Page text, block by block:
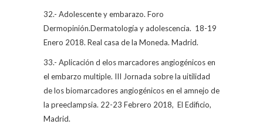
32.- Adolescente y embarazo. Foro
Dermopinión.Dermatología y adolescencia. 18-19
Enero 2018. Real casa de la Moneda. Madrid.
33.- Aplicación d elos marcadores angiogénicos en
el embarzo multiple. III Jornada sobre la uitilidad
de los biomarcadores angiogénicos en el amnejo de
la preeclampsia. 22-23 Febrero 2018, El Edificio,
Madrid.